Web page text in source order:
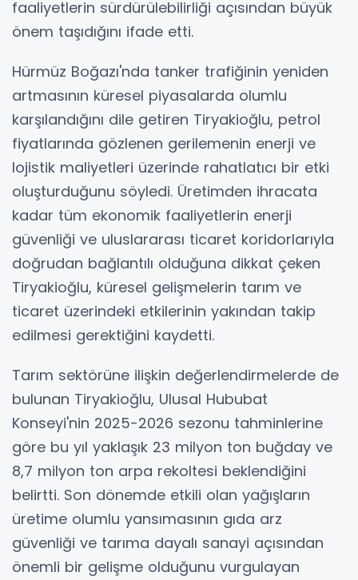
faaliyetlerin sürdürülebilirliği açısından büyük
önem taşıdığını ifade etti.
Hürmüz Boğazı'nda tanker trafiğinin yeniden
artmasının küresel piyasalarda olumlu
karşılandığını dile getiren Tiryakioğlu, petrol
fiyatlarında gözlenen gerilemenin enerji ve
lojistik maliyetleri üzerinde rahatlatıcı bir etki
oluşturduğunu söyledi. Üretimden ihracata
kadar tüm ekonomik faaliyetlerin enerji
güvenliği ve uluslararası ticaret koridorlarıyla
doğrudan bağlantılı olduğuna dikkat çeken
Tiryakioğlu, küresel gelişmelerin tarım ve
ticaret üzerindeki etkilerinin yakından takip
edilmesi gerektiğini kaydetti.
Tarım sektörüne ilişkin değerlendirmelerde de
bulunan Tiryakioğlu, Ulusal Hububat
Konseyi'nin 2025-2026 sezonu tahminlerine
göre bu yıl yaklaşık 23 milyon ton buğday ve
8,7 milyon ton arpa rekoltesi beklendiğini
belirtti. Son dönemde etkili olan yağışların
üretime olumlu yansımasının gıda arz
güvenliği ve tarıma dayalı sanayi açısından
önemli bir gelişme olduğunu vurgulayan